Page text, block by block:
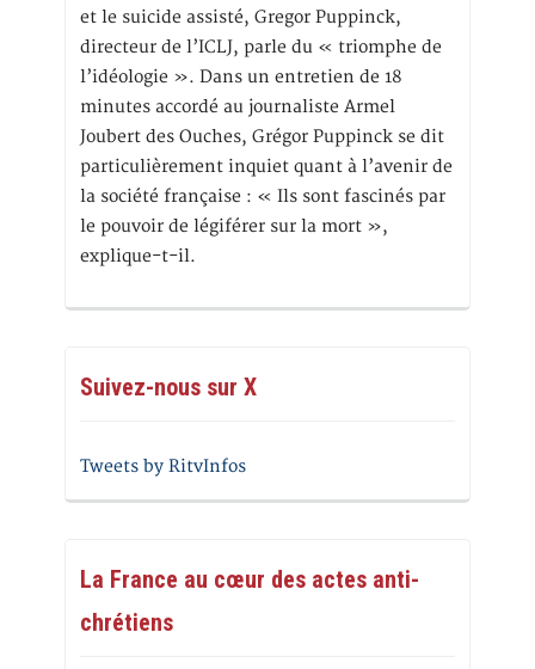
et le suicide assisté, Gregor Puppinck,
directeur de l’ICLJ, parle du « triomphe de
l’idéologie ». Dans un entretien de 18
minutes accordé au journaliste Armel
Joubert des Ouches, Grégor Puppinck se dit
particulièrement inquiet quant à l’avenir de
la société française : « Ils sont fascinés par
le pouvoir de légiférer sur la mort »,
explique-t-il.
Suivez-nous sur X
Tweets by RitvInfos
La France au cœur des actes anti-
chrétiens